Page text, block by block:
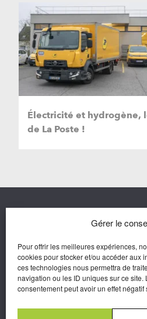
Gérer le
Pour offrir les meilleures expériences,
cookies pour stocker et/ou accéder aux
ces technologies nous permettra de
navigation ou les ID uniques sur ce
consentement peut avoir un effet
Électricité et hydrogène,
de La Poste !
Une marque
Éditeur de presse.